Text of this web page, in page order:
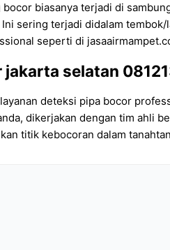
biasanya terjadi di
sering terjadi didalam
seperti di
selatan
deteksi pipa bocor
dikerjakan dengan tim ahli
titik kebocoran dalam